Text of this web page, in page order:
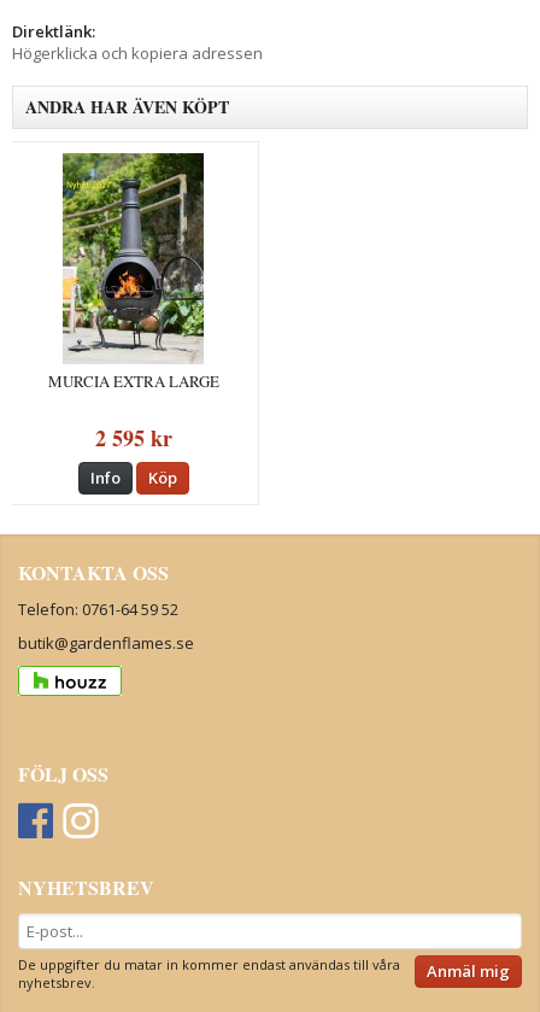
Direktlänk:
Högerklicka och kopiera adressen
ANDRA HAR ÄVEN KÖPT
MURCIA EXTRA LARGE
2 595 kr
Info Köp
KONTAKTA OSS
Telefon: 0761-64 59 52
butik@gardenflames.se
FÖLJ OSS
NYHETSBREV
Anmäl mig
De uppgifter du matar in kommer endast användas till våra
nyhetsbrev.